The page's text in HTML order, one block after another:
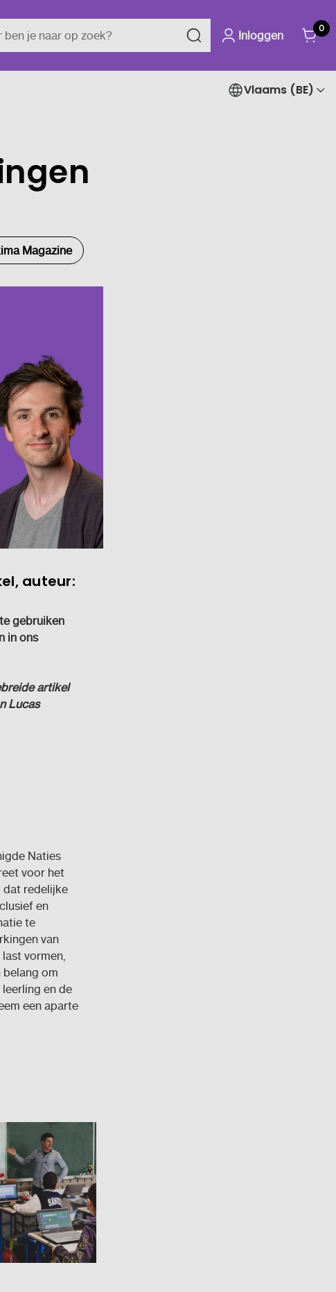
Inloggen
0
Vlaams (BE)
Magazine
auteur:
gebruiken
in ons
artikel
Lucas
Naties
voor het
dat redelijke
en
te
van
vormen,
belang om
en de
een aparte